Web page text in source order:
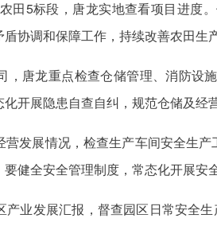
田5标段，唐龙实地查看项目进度
协调和保障工作，持续改善农田生
，唐龙重点检查仓储管理、消防
开展隐患自查自纠，规范仓储及经
发展情况，检查生产车间安全生
健全安全管理制度，常态化开展安
业发展汇报，督查园区日常安全